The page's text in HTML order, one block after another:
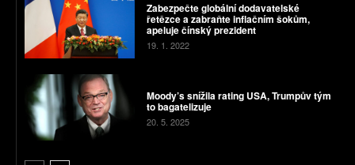
Zabezpečte globální dodavatelské
řetězce a zabraňte inflačním šokům,
apeluje čínský prezident
19. 1. 2022
Moody’s snížila rating USA, Trumpův tým
to bagatelizuje
20. 5. 2025